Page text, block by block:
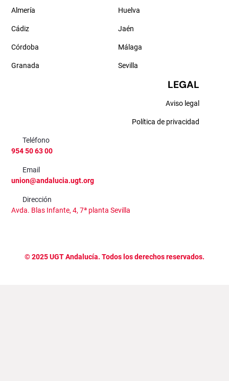
Almería
Cádiz
Córdoba
Granada
Huelva
Jaén
Málaga
Sevilla
LEGAL
Aviso legal
Política de privacidad
Teléfono
954 50 63 00
Email
union@andalucia.ugt.org
Dirección
Avda. Blas Infante, 4, 7ª planta Sevilla
©2025UGT Andalucía. Todos los derechos reservados.